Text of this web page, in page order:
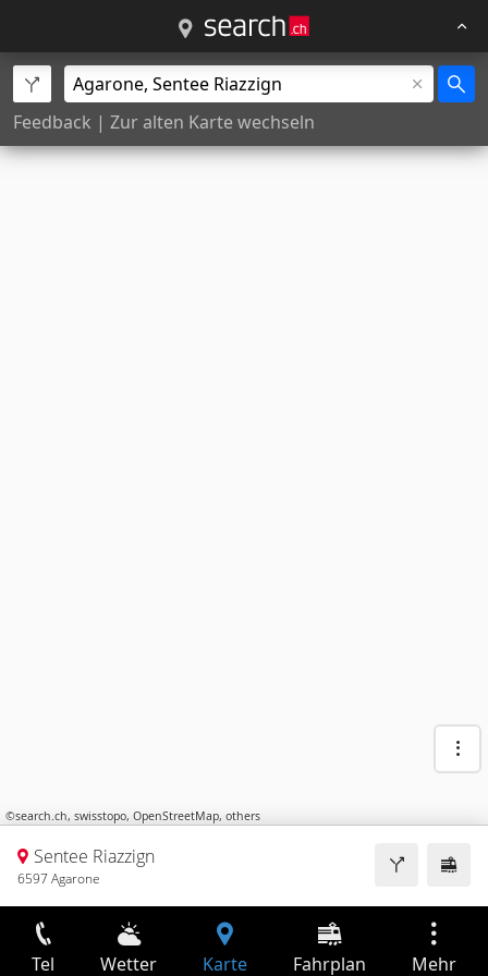
Feedback | Zur alten Karte wechseln
©search.ch, swisstopo, OpenStreetMap, others
Sentee Riazzign
6597 Agarone
Tel Wetter Karte Fahrplan Mehr